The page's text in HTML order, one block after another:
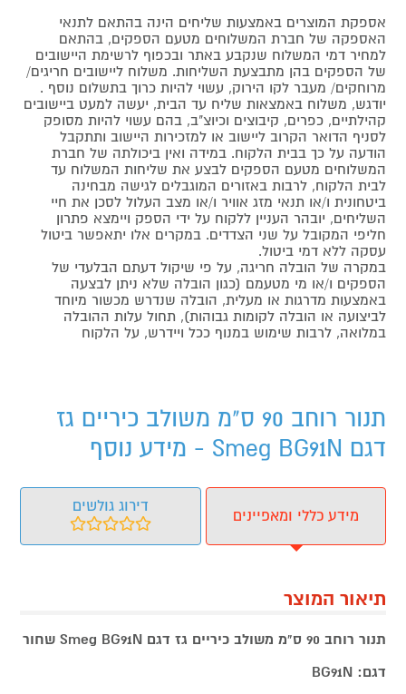
אספקת המוצרים באמצעות שליחים הינה בהתאם לתנאי
האספקה של חברת המשלוחים מטעם הספקים, בהתאם
למחיר דמי המשלוח שנקבע באתר ובכפוף לרשימת היישובים
של הספקים בהן מתבצעת השליחות. משלוח ליישובים חריגים/
מרוחקים/ מעבר לקו הירוק, עשוי להיות כרוך בתשלום נוסף .
יודגש, משלוח באמצאות שליח עד הבית, יעשה למעט ביישובים
קהילתיים, כפרים, קיבוצים וכיוצ"ב, בהם עשוי להיות מסופק
לסניף הדואר הקרוב ליישוב או למזכירות היישוב ותתקבל
הודעה על כך בבית הלקוח. במידה ואין ביכולתה של חברת
המשלוחים מטעם הספקים לבצע את שליחות המשלוח עד
לבית הלקוח, לרבות באזורים המוגבלים לגישה מבחינה
ביטחונית ו/או תנאי מזג אוויר ו/או מצב העלול לסכן את חיי
השליחים, יובהר העניין ללקוח על ידי הספק ויימצא פתרון
חליפי המקובל על שני הצדדים. במקרים אלו יתאפשר ביטול
עסקה ללא דמי ביטול.
במקרה של הובלה חריגה, על פי שיקול דעתם הבלעדי של
הספקים ו/או מי מטעמם (כגון הובלה שלא ניתן לבצעה
באמצעות מדרגות או מעלית, הובלה שנדרש מכשור מיוחד
לביצועה או הובלה לקומות גבוהות), תחול עלות ההובלה
במלואה, לרבות שימוש במנוף ככל ויידרש, על הלקוח
תנור רוחב 90 ס"מ משולב כיריים גז
דגם Smeg BG91N - מידע נוסף
מידע כללי ומאפיינים
דירוג גולשים
תיאור המוצר
תנור רוחב 90 ס"מ משולב כיריים גז דגם Smeg BG91N שחור
דגם: BG91N